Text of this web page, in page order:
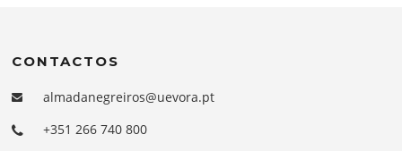
CONTACTOS
almadanegreiros@uevora.pt
+351 266 740 800